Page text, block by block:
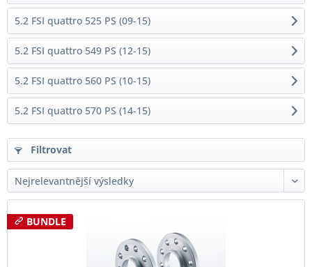
5.2 FSI quattro 525 PS (09-15)
5.2 FSI quattro 549 PS (12-15)
5.2 FSI quattro 560 PS (10-15)
5.2 FSI quattro 570 PS (14-15)
Filtrovat
BUNDLE